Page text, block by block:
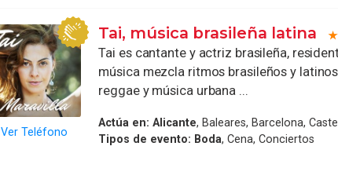
Ver Teléfono
Tai, música brasileña latina
Tai es cantante y actriz brasileña,
música mezcla ritmos brasileños y
reggae y música urbana ...
Actúa en: Alicante, Baleares, Barcelona,
Tipos de evento: Boda, Cena, Conciertos